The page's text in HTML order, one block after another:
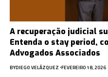
A recuperação judicial
Entenda o stay period,
Advogados Associados
BYDIEGO VELÁZQUEZ FEVEREIRO 18, 2026